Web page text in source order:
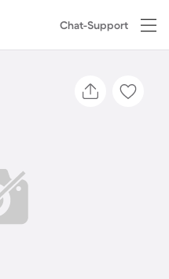
Chat-Support